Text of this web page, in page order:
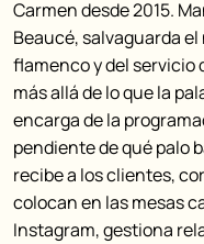
Carmen desde 2015.
Beaucé, salvaguarda
flamenco y del servicio
más allá de lo que la
encarga de la
pendiente de qué palo
recibe a los clientes,
colocan en las mesas
Instagram, gestiona